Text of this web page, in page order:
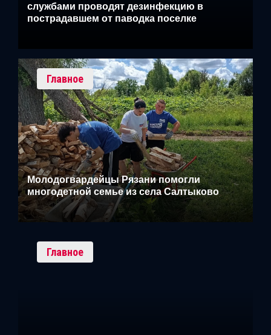
службами проводят дезинфекцию в
пострадавшем от паводка поселке
Главное
Молодогвардейцы Рязани помогли
многодетной семье из села Салтыково
Главное